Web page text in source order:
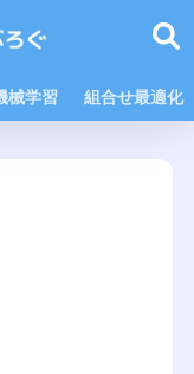
械学習 組合せ最適化